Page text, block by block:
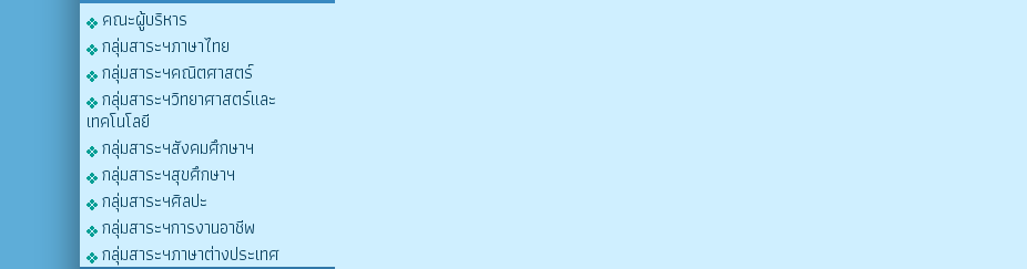
คณะผู้บริหาร
กลุ่มสาระฯภาษาไทย
กลุ่มสาระฯคณิตศาสตร์
กลุ่มสาระฯวิทยาศาสตร์และ
เทคโนโลยี
กลุ่มสาระฯสังคมศึกษาฯ
กลุ่มสาระฯสุขศึกษาฯ
กลุ่มสาระฯศิลปะ
กลุ่มสาระฯการงานอาชีพ
กลุ่มสาระฯภาษาต่างประเทศ